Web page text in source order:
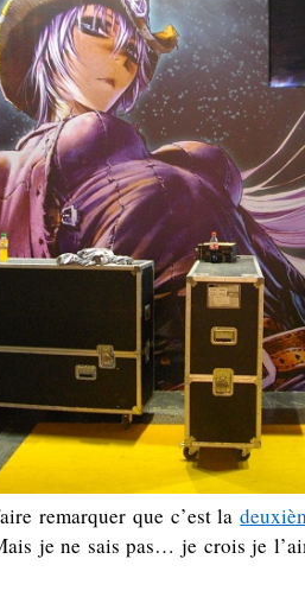
remarquer que c’est la
je ne sais pas… je crois je